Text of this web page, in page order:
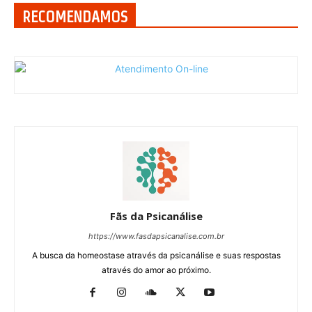
RECOMENDAMOS
Fãs da Psicanálise
https://www.fasdapsicanalise.com.br
A busca da homeostase através da psicanálise e suas respostas
através do amor ao próximo.